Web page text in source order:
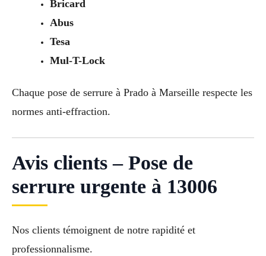
Bricard
Abus
Tesa
Mul-T-Lock
Chaque pose de serrure à Prado à Marseille respecte les
normes anti-effraction.
Avis clients – Pose de
serrure urgente à 13006
Nos clients témoignent de notre rapidité et
professionnalisme.